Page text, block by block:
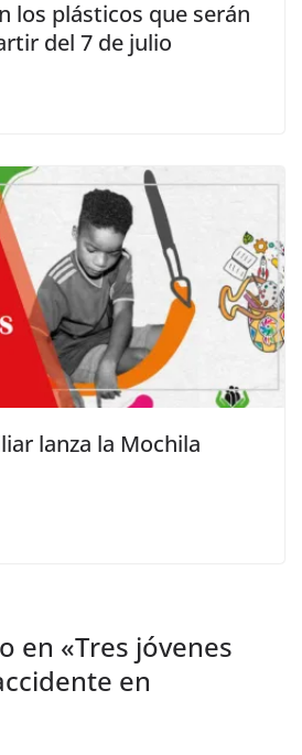
los plásticos que serán
del 7 de julio
lanza la Mochila
en «Tres jóvenes
en